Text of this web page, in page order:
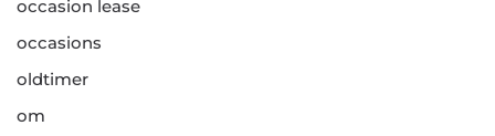
occasion lease
occasions
oldtimer
om